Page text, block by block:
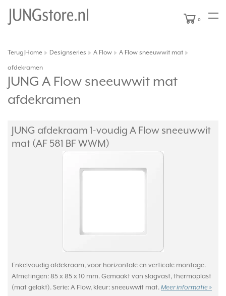
0
Terug Home Designseries A Flow
A Flow sneeuwwit mat
afdekramen
JUNG A Flow sneeuwwit mat
afdekramen
JUNG afdekraam 1-voudig A Flow sneeuwwit
mat (AF 581 BF WWM)
Enkelvoudig afdekraam, voor horizontale en verticale montage.
Afmetingen: 85 x 85 x 10 mm. Gemaakt van slagvast, thermoplast
(mat gelakt). Serie: A Flow, kleur: sneeuwwit mat. Meer informatie »